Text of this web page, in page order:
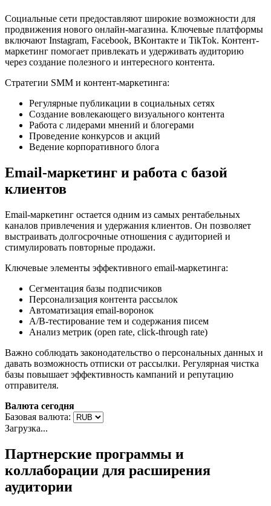
Социальные сети предоставляют широкие возможности для
продвижения нового онлайн-магазина. Ключевые платформы
включают Instagram, Facebook, ВКонтакте и TikTok. Контент-
маркетинг помогает привлекать и удерживать аудиторию
через создание полезного и интересного контента.
Стратегии SMM и контент-маркетинга:
Регулярные публикации в социальных сетях
Создание вовлекающего визуального контента
Работа с лидерами мнений и блогерами
Проведение конкурсов и акций
Ведение корпоративного блога
Email-маркетинг и работа с базой
клиентов
Email-маркетинг остается одним из самых рентабельных
каналов привлечения и удержания клиентов. Он позволяет
выстраивать долгосрочные отношения с аудиторией и
стимулировать повторные продажи.
Ключевые элементы эффективного email-маркетинга:
Сегментация базы подписчиков
Персонализация контента рассылок
Автоматизация email-воронок
A/B-тестирование тем и содержания писем
Анализ метрик (open rate, click-through rate)
Важно соблюдать законодательство о персональных данных и
давать возможность отписки от рассылки. Регулярная чистка
базы повышает эффективность кампаний и репутацию
отправителя.
Валюта сегодня
Базовая валюта:
Загрузка...
Партнерские программы и
коллаборации для расширения
аудитории